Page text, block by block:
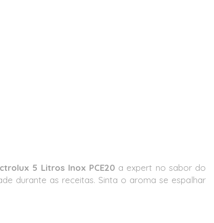
5 Litros Inox PCE20 a expert no sabor do
durante as receitas. Sinta o aroma se espalhar